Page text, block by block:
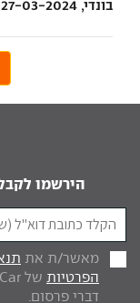
בונדי, 27-03-2024
הירשמו
מאשר/ת את
הפרטיות
דברי פרסום.